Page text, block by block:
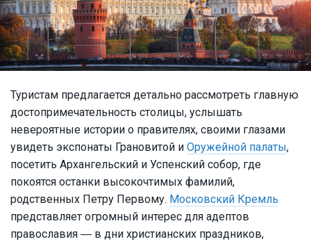
Туристам предлагается детально рассмотреть главную
достопримечательность столицы, услышать
невероятные истории о правителях, своими глазами
увидеть экспонаты Грановитой и Оружейной палаты,
посетить Архангельский и Успенский собор, где
покоятся останки высокочтимых фамилий,
родственных Петру Первому. Московский Кремль
представляет огромный интерес для адептов
православия ― в дни христианских праздников,